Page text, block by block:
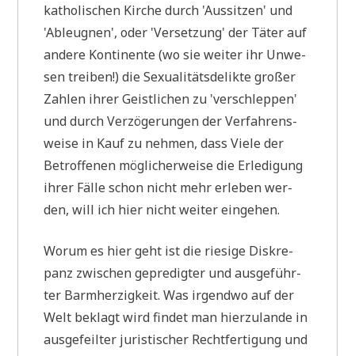
katho­li­schen Kir­che durch 'Aus­sit­zen' und
'Ableug­nen', oder 'Ver­set­zung' der Täter auf
ande­re Kon­ti­nen­te (wo sie wei­ter ihr Unwe­
sen trei­ben!) die Sexua­li­täts­de­lik­te gro­ßer
Zah­len ihrer Geist­li­chen zu 'ver­schlep­pen'
und durch Ver­zö­ge­run­gen der Ver­fah­rens­
wei­se in Kauf zu neh­men, dass Vie­le der
Betrof­fe­nen mög­li­cher­wei­se die Erle­di­gung
ihrer Fäl­le schon nicht mehr erle­ben wer­
den, will ich hier nicht wei­ter eingehen.
Wor­um es hier geht ist die rie­si­ge Dis­kre­
panz zwi­schen gepre­dig­ter und aus­ge­führ­
ter Barm­her­zig­keit. Was irgend­wo auf der
Welt beklagt wird fin­det man hier­zu­lan­de in
aus­ge­feil­ter juri­sti­scher Recht­fer­ti­gung und